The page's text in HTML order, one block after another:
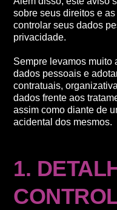
sobre seus direitos e
controlar seus dados
privacidade.
Sempre levamos muito
dados pessoais e
contratuais,
dados frente aos
assim como diante de
acidental dos mesmos.
1.